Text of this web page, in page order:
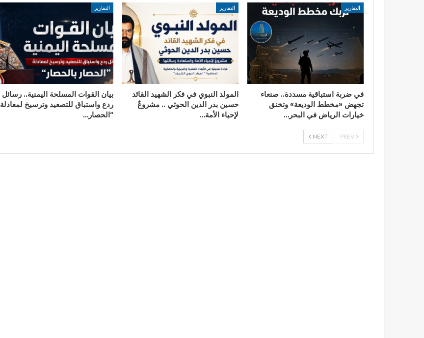
التقارير
في ضربة استباقية مسددة.. صنعاء
تجهض «مخطط الوديعة» وتخنق
خيارات الرياض في البحر…
التقارير
المولد النبوي في فكر الشهيد القائد
حسين بدر الدين الحوثي .. مشروعٌ
لإحياء الأمة…
التقارير
بيان القوات المسلحة اليمنية.. رسائل
ردع واستباق للتصعيد وترسيخ لمعادلة
“الحصار…
NEXT